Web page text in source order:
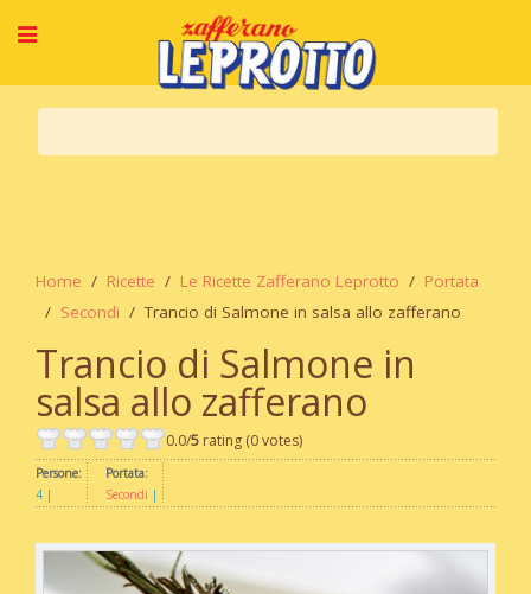
Home Ricette Le Ricette Zafferano Leprotto
Portata
Secondi
Trancio di Salmone in salsa allo zafferano
Trancio di Salmone in
salsa allo zafferano
0.0/5 rating (0 votes)
Persone:
4
Portata:
Secondi